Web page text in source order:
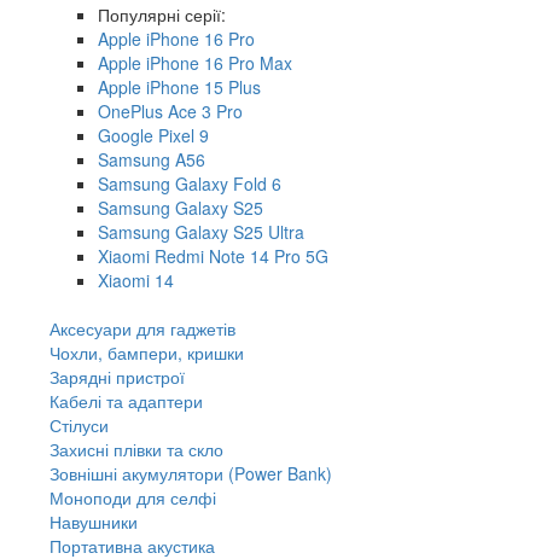
Популярні серії:
Apple iPhone 16 Pro
Apple iPhone 16 Pro Max
Apple iPhone 15 Plus
OnePlus Ace 3 Pro
Google Pixel 9
Samsung A56
Samsung Galaxy Fold 6
Samsung Galaxy S25
Samsung Galaxy S25 Ultra
Xiaomi Redmi Note 14 Pro 5G
Xiaomi 14
Аксесуари для гаджетів
Чохли, бампери, кришки
Зарядні пристрої
Кабелі та адаптери
Стілуси
Захисні плівки та скло
Зовнішні акумулятори (Power Bank)
Моноподи для селфі
Навушники
Портативна акустика